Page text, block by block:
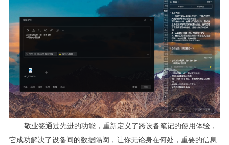
敬业签通过先进的功能，重新定义了跨设备笔记的使用体验，
它成功解决了设备间的数据隔阂，让你无论身在何处，重要的信息